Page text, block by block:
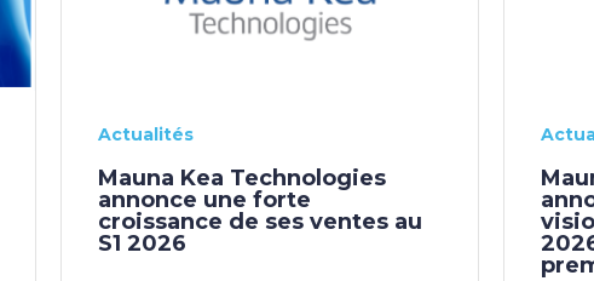
Actualités
Mauna Kea Technologies
annonce une forte
croissance de ses ventes au
S1 2026